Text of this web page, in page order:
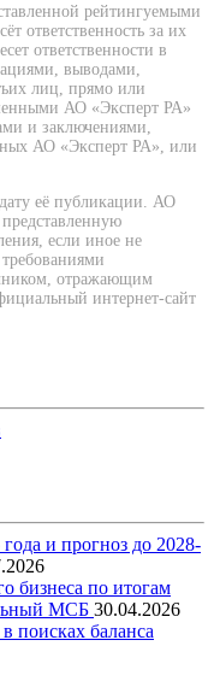
рейтингуемыми
ответственность за их
ответственности в
выводами,
лиц, прямо или
АО «Эксперт РА»
и заключениями,
АО «Эксперт РА», или
её публикации. АО
если иное не
отражающим
интернет-сайт
и прогноз до 2028-
бизнеса по итогам
МСБ 30.04.2026
поисках баланса